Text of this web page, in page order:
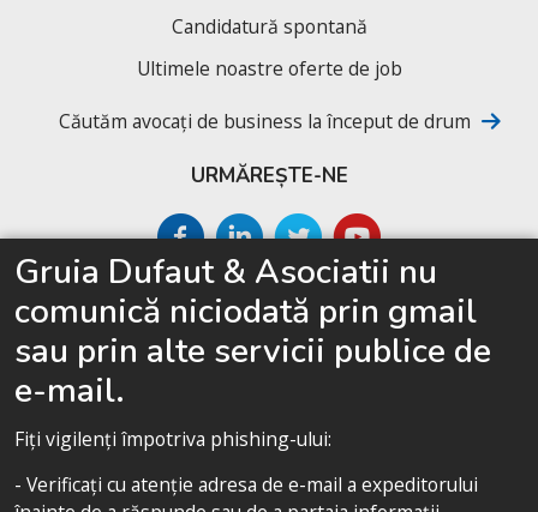
SITEMAP
Acasă
Politica de confidențialitate
Candidatură spontană
Ultimele noastre oferte de job
Căutăm avocați de business la început de drum
URMĂREȘTE-NE
Gruia Dufaut & Asociatii nu
comunică niciodată prin gmail
sau prin alte servicii publice de
e-mail.
Fiți vigilenți împotriva phishing-ului:
- Verificați cu atenție adresa de e-mail a expeditorului